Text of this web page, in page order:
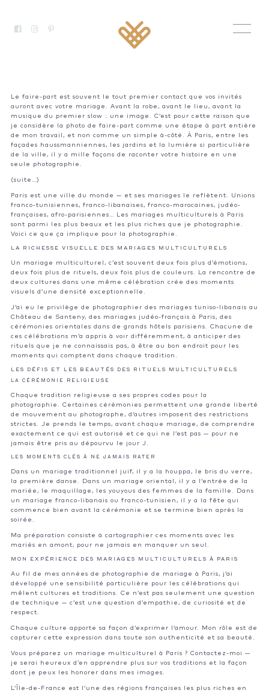
Le faire-part est souvent le tout premier contact que vos invités
auront avec votre mariage. Avant la robe, avant le lieu, avant la
musique du premier slow : une image. C’est pour cette raison que
je considère la photo de faire-part comme une étape à part entière
de mon travail, et non comme un simple à-côté. À Paris, entre les
façades haussmanniennes, les jardins et la lumière si particulière
de la ville, il y a mille façons de raconter votre histoire en une
seule photographie.
(suite…)
Paris est une ville du monde — et ses mariages le reflètent. Unions
franco-tunisiennes, franco-libanaises, franco-marocaines, judéo-
françaises, afro-parisiennes… Les mariages multiculturels à Paris
sont parmi les plus beaux et les plus riches que je photographie.
Voici ce que ça implique pour la photographie.
LA RICHESSE VISUELLE DES MARIAGES MULTICULTURELS
Un mariage multiculturel, c’est souvent deux fois plus d’émotions,
deux fois plus de rituels, deux fois plus de couleurs. La rencontre de
deux cultures dans une même célébration crée des moments
visuels d’une densité exceptionnelle.
J’ai eu le privilège de photographier des mariages tuniso-libanais au
Château de Santeny, des mariages judéo-français à Paris, des
cérémonies orientales dans de grands hôtels parisiens. Chacune de
ces célébrations m’a appris à voir différemment, à anticiper des
rituels que je ne connaissais pas, à être au bon endroit pour les
moments qui comptent dans chaque tradition.
LES DÉFIS ET LES BEAUTÉS DES RITUELS MULTICULTURELS
LA CÉRÉMONIE RELIGIEUSE
Chaque tradition religieuse a ses propres codes pour la
photographie. Certaines cérémonies permettent une grande liberté
de mouvement au photographe, d’autres imposent des restrictions
strictes. Je prends le temps, avant chaque mariage, de comprendre
exactement ce qui est autorisé et ce qui ne l’est pas — pour ne
jamais être pris au dépourvu le jour J.
LES MOMENTS CLÉS À NE JAMAIS RATER
Dans un mariage traditionnel juif, il y a la houppa, le bris du verre,
la première danse. Dans un mariage oriental, il y a l’entrée de la
mariée, le maquillage, les youyous des femmes de la famille. Dans
un mariage franco-libanais ou franco-tunisien, il y a la fête qui
commence bien avant la cérémonie et se termine bien après la
soirée.
Ma préparation consiste à cartographier ces moments avec les
mariés en amont, pour ne jamais en manquer un seul.
MON EXPÉRIENCE DES MARIAGES MULTICULTURELS À PARIS
Au fil de mes années de photographie de mariage à Paris, j’ai
développé une sensibilité particulière pour les célébrations qui
mêlent cultures et traditions. Ce n’est pas seulement une question
de technique — c’est une question d’empathie, de curiosité et de
respect.
Chaque culture apporte sa façon d’exprimer l’amour. Mon rôle est de
capturer cette expression dans toute son authenticité et sa beauté.
Vous préparez un mariage multiculturel à Paris ? Contactez-moi —
je serai heureux d’en apprendre plus sur vos traditions et la façon
dont je peux les honorer dans mes images.
L’Île-de-France est l’une des régions françaises les plus riches en